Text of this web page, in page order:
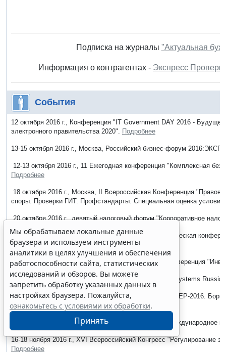
Подписка на журналы "Актуальная
Информация о контрагентах - Экспресс
События
12 октября 2016 г., Конференция "IT Government DAY 2016 -
электронного правительства 2020". Подробнее
13-15 октября 2016 г., Москва, Российский бизнес-форум
12-13 октября 2016 г., 11 Ежегодная конференция "Комплексная
Подробнее
18 октября 2016 г., Москва, II Всероссийская Конференция
споры. Проверки ГИТ. Профстандарты. Специальная оценка
20 октября 2016 г., девятый налоговый форум "Корпоративное
27-28 октября 2016 г., Москва, 2-ая Ежегодная практическая
2016".Подробнее
27-28 октября 2016 г., III Ежегодная практическая конференция
1-3 ноября 2016 г., RIW и HI-TECH Building/Integrated Systems Russia.
9 ноября 2016 г., Международная конференция "БАРЬЕР-2016.
защита, расследование".Подробнее
17-18 ноября 2016 г., 9-я Ежегодная конференция "Международное
16-18 ноября 2016 г., XVI Всероссийский Конгресс "Регулирование
Подробнее
Мы обрабатываем локальные данные
браузера и используем инструменты
аналитики в целях улучшения и обеспечения
работоспособности сайта, статистических
исследований и обзоров. Вы можете
запретить обработку указанных данных в
настройках браузера. Пожалуйста,
ознакомьтесь с условиями их обработки.
Принять